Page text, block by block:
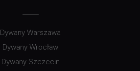
Dywany Warszawa
Dywany Wrocław
Dywany Szczecin